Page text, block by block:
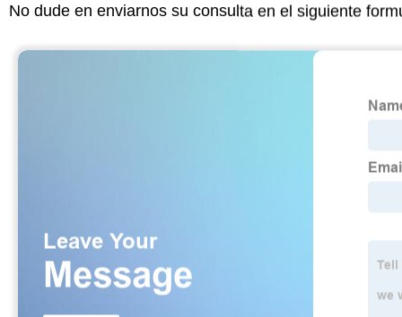
No dude en enviarnos su consulta en el siguiente